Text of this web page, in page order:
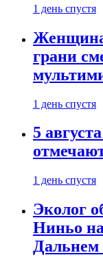
1 день спустя
Женщина
грани
1 день спустя
5
1 день спустя
Эколог
Ниньо
Дальнем